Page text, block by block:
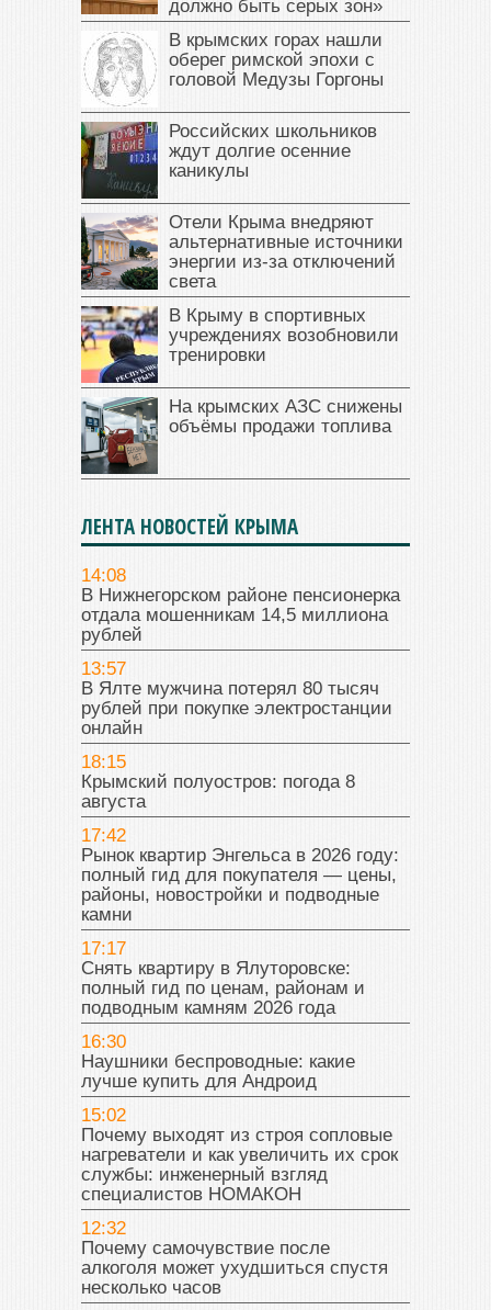
должно быть серых зон»
В крымских горах нашли
оберег римской эпохи с
головой Медузы Горгоны
Российских школьников
ждут долгие осенние
каникулы
Отели Крыма внедряют
альтернативные источники
энергии из-за отключений
света
В Крыму в спортивных
учреждениях возобновили
тренировки
На крымских АЗС снижены
объёмы продажи топлива
ЛЕНТА НОВОСТЕЙ КРЫМА
14:08
В Нижнегорском районе пенсионерка
отдала мошенникам 14,5 миллиона
рублей
13:57
В Ялте мужчина потерял 80 тысяч
рублей при покупке электростанции
онлайн
18:15
Крымский полуостров: погода 8
августа
17:42
Рынок квартир Энгельса в 2026 году:
полный гид для покупателя — цены,
районы, новостройки и подводные
камни
17:17
Снять квартиру в Ялуторовске:
полный гид по ценам, районам и
подводным камням 2026 года
16:30
Наушники беспроводные: какие
лучше купить для Андроид
15:02
Почему выходят из строя сопловые
нагреватели и как увеличить их срок
службы: инженерный взгляд
специалистов НОМАКОН
12:32
Почему самочувствие после
алкоголя может ухудшиться спустя
несколько часов